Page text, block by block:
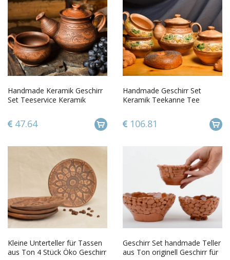
Handmade Keramik Geschirr
Set Teeservice Keramik
Set47.64
Handmade Geschirr Set
Keramik Teekanne Tee
Deckel
106.81
Kleine Unterteller für Tassen
aus Ton 4 Stück Öko Geschirr
Geschirr Set handmade Teller
aus Ton originell Geschirr für